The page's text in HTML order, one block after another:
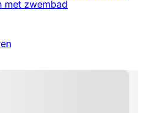
met zwembad